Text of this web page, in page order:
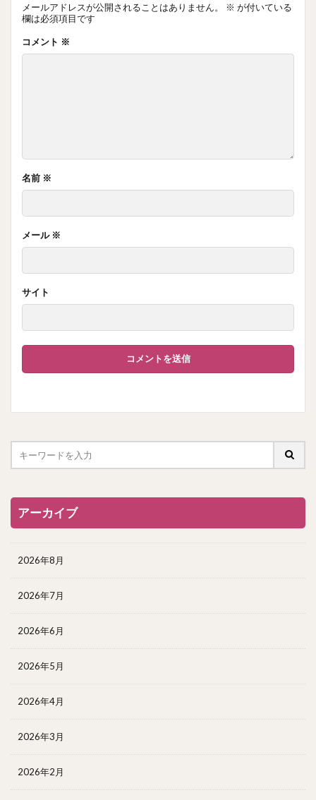
メールアドレスが公開されることはありません。 ※ が付いている
欄は必須項目です
コメント ※
名前 ※
メール ※
サイト
アーカイブ
2026年8月
2026年7月
2026年6月
2026年5月
2026年4月
2026年3月
2026年2月